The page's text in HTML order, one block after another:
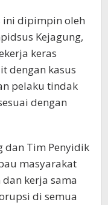
ini dipimpin oleh
Kejagung,
keras
dengan kasus
pelaku tindak
dengan
dan Tim Penyidik
masyarakat
kerja sama
di semua